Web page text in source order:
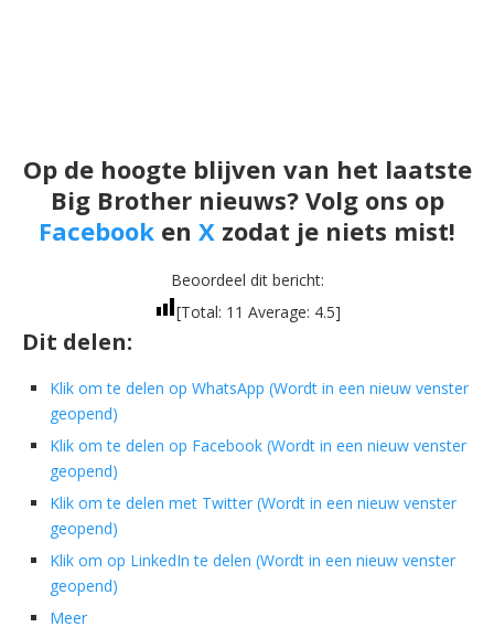
Op de hoogte blijven van het laatste
Big Brother nieuws? Volg ons op
Facebook en X zodat je niets mist!
Beoordeel dit bericht:
[Total: 11 Average: 4.5]
Dit delen:
Klik om te delen op WhatsApp (Wordt in een nieuw venster
geopend)
Klik om te delen op Facebook (Wordt in een nieuw venster
geopend)
Klik om te delen met Twitter (Wordt in een nieuw venster
geopend)
Klik om op LinkedIn te delen (Wordt in een nieuw venster
geopend)
Meer